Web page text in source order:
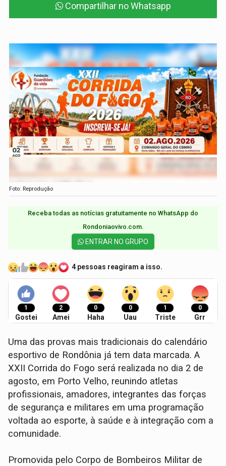
Compartilhar no Whatsapp
Foto: Reprodução
Receba todas as notícias gratuitamente no WhatsApp do
Rondoniaovivo.com.​
ENTRAR NO GRUPO
4 pessoas reagiram a isso.
1
Gostei
2
Amei
0
Haha
0
Uau
1
Triste
0
Grr
Uma das provas mais tradicionais do calendário
esportivo de Rondônia já tem data marcada. A
XXII Corrida do Fogo será realizada no dia 2 de
agosto, em Porto Velho, reunindo atletas
profissionais, amadores, integrantes das forças
de segurança e militares em uma programação
voltada ao esporte, à saúde e à integração com a
comunidade.
Promovida pelo Corpo de Bombeiros Militar de